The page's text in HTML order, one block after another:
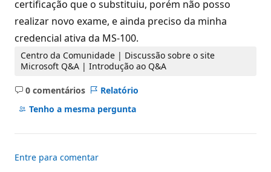
r
p
t
ç
ã
certificação que o substituiu, porém não posso
realizar novo exame, e ainda preciso da minha
credencial ativa da MS-100.
Centro da Comunidade | Discussão sobre o site
Microsoft Q&A | Introdução ao Q&A
0 comentários
Sem
comentários
Relatório
Tenho a mesma pergunta
Entre para comentar